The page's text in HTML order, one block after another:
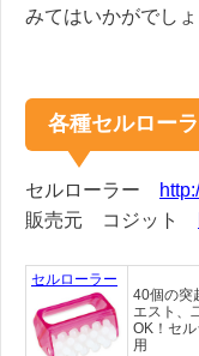
みてはいかがでしょ
各種セルロー
セルローラー
販売元 コジット
セルローラー
40個の突
エスト、
OK！セ
用